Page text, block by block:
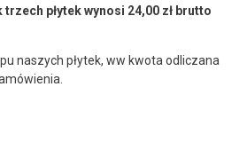
płytek wynosi 24,00 zł brutto
naszych płytek, ww kwota odliczana